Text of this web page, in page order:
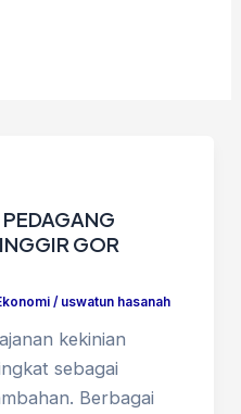
PEDAGANG
GOR
/ uswatun hasanah
kekinian
sebagai
Berbagai